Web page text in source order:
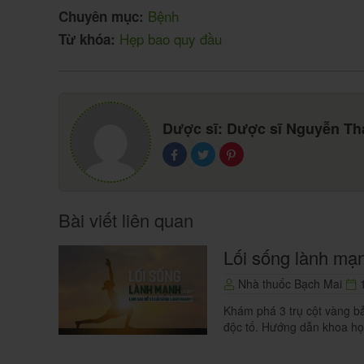
đường tiết niệu gây viêm niệu đạo.
Nghẹt quy đầu: đây là một tình trạng cấp
Ung thư dương vật
Khi nào cần gặp bác sĩ?
Khi bệnh nhân có tình trạng hẹp bao quy
học tập và làm việc, làm ảnh hưởng đến
Đau tức dương vật khi cương cứng hay khi
Khó đi tiểu.
Chuyên mục: Bệnh
Từ khóa: Hẹp bao quy đầu
Dược sĩ: Dược sĩ Nguyễn
Bài viết liên quan
Lối sống lành
Nhà thuốc Bạch Mai
Khám phá 3 trụ cột vàng
độc tố. Hướng dẫn khoa